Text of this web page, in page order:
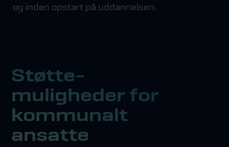
og inden opstart på uddannelsen.
Støtte­
muligheder for
kommunalt
ansatte